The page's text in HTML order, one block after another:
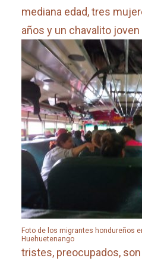
mediana edad, tres
años y un chavalito
Foto de los migrantes hondureños
Huehuetenango
tristes, preocupados,